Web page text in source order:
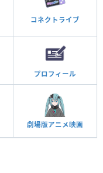
コネクトライブ
プロフィール
劇場版アニメ映画